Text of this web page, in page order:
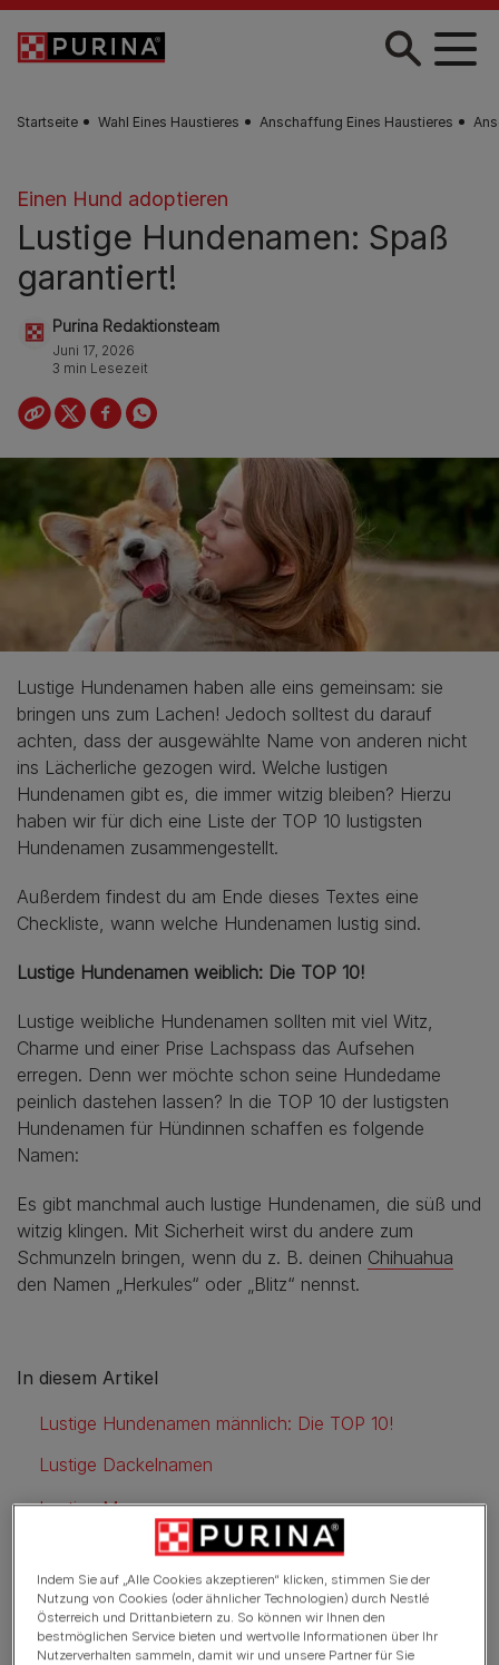
Skip to main content
Startseite Wahl Eines Haustieres Anschaffung Eines Haustieres
Einen Hund adoptieren
Lustige Hundenamen: Spaß
garantiert!
Purina Redaktionsteam
Juni 17, 2026
3 min Lesezeit
Lustige Hundenamen haben alle eins gemeinsam: sie
bringen uns zum Lachen! Jedoch solltest du darauf
achten, dass der ausgewählte Name von anderen nicht
ins Lächerliche gezogen wird. Welche lustigen
Hundenamen gibt es, die immer witzig bleiben? Hierzu
haben wir für dich eine Liste der TOP 10 lustigsten
Hundenamen zusammengestellt.
Außerdem findest du am Ende dieses Textes eine
Checkliste, wann welche Hundenamen lustig sind.
Lustige Hundenamen weiblich: Die TOP 10!
Lustige weibliche Hundenamen sollten mit viel Witz,
Charme und einer Prise Lachspass das Aufsehen
erregen. Denn wer möchte schon seine Hundedame
peinlich dastehen lassen? In die TOP 10 der lustigsten
Hundenamen für Hündinnen schaffen es folgende
Namen:
Es gibt manchmal auch lustige Hundenamen, die süß und
witzig klingen. Mit Sicherheit wirst du andere zum
Schmunzeln bringen, wenn du z. B. deinen Chihuahua
den Namen „Herkules“ oder „Blitz“ nennst.
In diesem Artikel
Lustige Hundenamen männlich: Die TOP 10!
Lustige Dackelnamen
Lustige Mopsnamen
Witzige Hundenamen
Lustige Hundenamen mit Wortspielen
Checkliste: Wann sind Hundenamen lustig?
Indem Sie auf „Alle Cookies akzeptieren“ klicken, stimmen Sie der
Nutzung von Cookies (oder ähnlicher Technologien) durch Nestlé
Österreich und Drittanbietern zu. So können wir Ihnen den
bestmöglichen Service bieten und wertvolle Informationen über Ihr
Nutzerverhalten sammeln, damit wir und unsere Partner für Sie